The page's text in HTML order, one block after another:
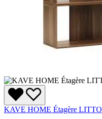
KAVE HOME Étagère LITTO